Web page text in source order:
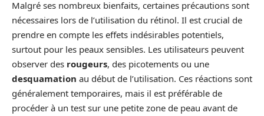
Malgré ses nombreux bienfaits, certaines précautions sont
nécessaires lors de l’utilisation du rétinol. Il est crucial de
prendre en compte les effets indésirables potentiels,
surtout pour les peaux sensibles. Les utilisateurs peuvent
observer des rougeurs, des picotements ou une
desquamation au début de l’utilisation. Ces réactions sont
généralement temporaires, mais il est préférable de
procéder à un test sur une petite zone de peau avant de